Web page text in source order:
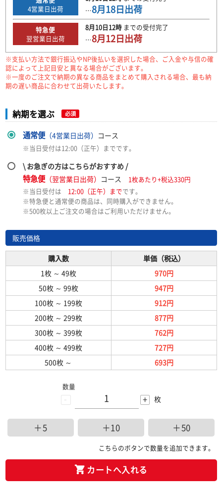
4営業日出荷
…8月18日出荷
特急便
翌営業日出荷
8月10日12時までの受付完了
…8月12日出荷
※支払い方法で銀行振込やNP後払いを選択した場合、ご入金や与信の確
認によって上記目安と異なる場合がございます。
※一度のご注文で納期の異なる商品をまとめて購入される場合、最も納
期の遅い商品に合わせて出荷いたします。
納期を選ぶ 必須
通常便（4営業日出荷） コース
※当日受付は12:00（正午）までです。
\ お急ぎの方はこちらがおすすめ /
特急便（翌営業日出荷） コース
1枚あたり+税込330円
※当日受付は 12:00（正午）までです。
※特急便と通常便の商品は、同時購入ができません。
※500枚以上ご注文の場合はご利用いただけません。
販売価格
購入数
単価（税込）
1枚 ～ 49枚
970円
50枚 ～ 99枚
947円
100枚 ～ 199枚
912円
200枚 ～ 299枚
877円
300枚 ～ 399枚
762円
400枚 ～ 499枚
727円
500枚 ～ 693円
-
数量
+ 枚
＋5 ＋10 ＋50
こちらのボタンで数量を追加できます。
カートへ入れる